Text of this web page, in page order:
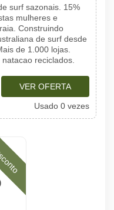
surf sazonais. 15%
mulheres e
Construindo
de surf desde
de 1.000 lojas.
reciclados.
VER OFERTA
Usado 0 vezes